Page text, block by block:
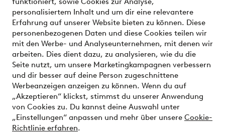
personalisiertem Inhalt und um dir eine relevantere
Erfahrung auf unserer Website bieten zu können. Diese
personenbezogenen Daten und diese Cookies teilen wir
mit den Werbe- und Analyseunternehmen, mit denen wir
arbeiten. Dies dient dazu, zu analysieren, wie du die
Seite nutzt, um unsere Marketingkampagnen verbessern
und dir besser auf deine Person zugeschnittene
Werbeanzeigen anzeigen zu können. Wenn du auf
„Akzeptieren“ klickst, stimmst du unserer Anwendung
von Cookies zu. Du kannst deine Auswahl unter
„Einstellungen“ anpassen und mehr über unsere Cookie-
Richtlinie erfahren.
Bedingungen
Sichere Zahlungen - Jetzt bezahlen oder aufteilen
Möchtest du mehr über unsere
Zahlungsmöglichkeitenerfahren?